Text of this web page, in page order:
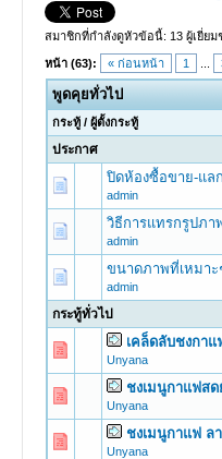
สมาชิกที่กำลังดูหัวข้อนี้: 13 ผู้เยี่ยม
หน้า (63): « ก่อนหน้า 1
พูดคุยทั่วไป
กระทู้/ ผู้ตั้งกระทู้
ประกาศ
ปิดห้องซื้อขาย-แล
admin
วิธีการแทรกรูปภา
admin
ขนาดภาพที่เหมาะ
admin
กระทู้ทั่วไป
เคล็ดลับชงกาแ
Unyana
ชงเมนูกาแฟส
Unyana
ชงเมนูกาแฟ ล
Unyana